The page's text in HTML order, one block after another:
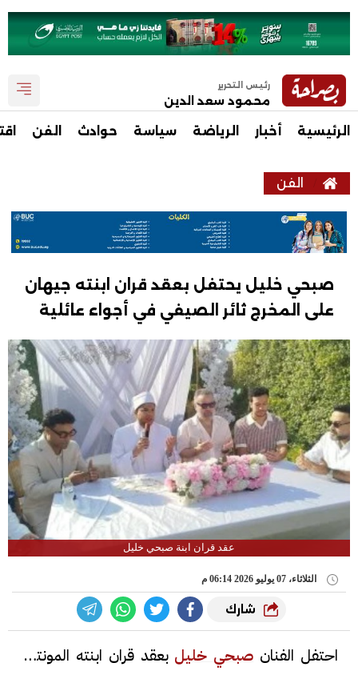
رئيس التحرير
محمود سعد الدين
الرئيسية أخبار الرياضة سياسة حوادث الفن
الفن
صبحي خليل يحتفل بعقد قران ابنته جيهان
على المخرج ثائر الصيفي في أجواء عائلية
عقد قران ابنة صبحي خليل
الثلاثاء، 07 يوليو 2026 06:14 م
شارك
احتفل الفنان صبحي خليل بعقد قران ابنته المونتيرة